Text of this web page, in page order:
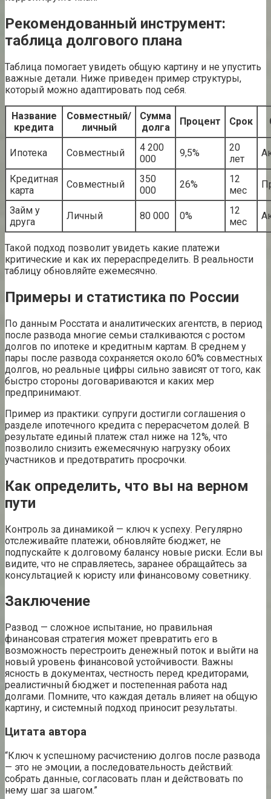
Рекомендованный инструмент:
таблица долгового плана
Таблица помогает увидеть общую картину и не упустить
важные детали. Ниже приведен пример структуры,
который можно адаптировать под себя.
Название
кредита
Совместный/
личный
Сумма
долга
Процент Срок
Ипотека Совместный
4 200
000
9,5%
20
лет
Кредитная
карта
Совместный
350
000
26%
12
мес
Займ у
друга
Личный 80 000 0%
12
мес
Такой подход позволит увидеть какие платежи
критические и как их перераспределить. В реальности
таблицу обновляйте ежемесячно.
Примеры и статистика по России
По данным Росстата и аналитических агентств, в период
после развода многие семьи сталкиваются с ростом
долгов по ипотеке и кредитным картам. В среднем у
пары после развода сохраняется около 60% совместных
долгов, но реальные цифры сильно зависят от того, как
быстро стороны договариваются и каких мер
предпринимают.
Пример из практики: супруги достигли соглашения о
разделе ипотечного кредита с перерасчетом долей. В
результате единый платеж стал ниже на 12%, что
позволило снизить ежемесячную нагрузку обоих
участников и предотвратить просрочки.
Как определить, что вы на верном
пути
Контроль за динамикой — ключ к успеху. Регулярно
отслеживайте платежи, обновляйте бюджет, не
подпускайте к долговому балансу новые риски. Если вы
видите, что не справляетесь, заранее обращайтесь за
консультацией к юристу или финансовому советнику.
Заключение
Развод — сложное испытание, но правильная
финансовая стратегия может превратить его в
возможность перестроить денежный поток и выйти на
новый уровень финансовой устойчивости. Важны
ясность в документах, честность перед кредиторами,
реалистичный бюджет и постепенная работа над
долгами. Помните, что каждая деталь влияет на общую
картину, и системный подход приносит результаты.
Цитата автора
“Ключ к успешному расчистению долгов после развода
— это не эмоции, а последовательность действий:
собрать данные, согласовать план и действовать по
нему шаг за шагом.”